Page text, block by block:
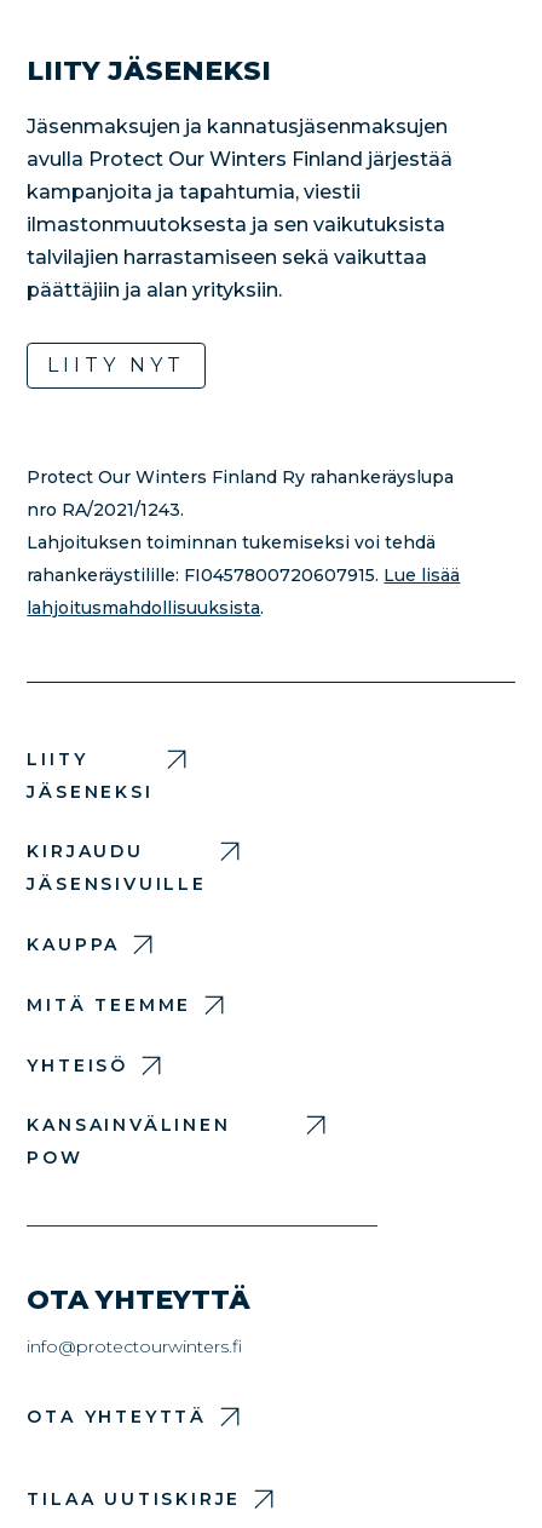
LIITY JÄSENEKSI
Jäsenmaksujen ja kannatusjäsenmaksujen
avulla Protect Our Winters Finland järjestää
kampanjoita ja tapahtumia, viestii
ilmastonmuutoksesta ja sen vaikutuksista
talvilajien harrastamiseen sekä vaikuttaa
päättäjiin ja alan yrityksiin.
LIITY NYT
Protect Our Winters Finland Ry rahankeräyslupa
nro RA/2021/1243.
Lahjoituksen toiminnan tukemiseksi voi tehdä
rahankeräystilille: FI0457800720607915. Lue lisää
lahjoitusmahdollisuuksista.
LIITY
JÄSENEKSI
KIRJAUDU
JÄSENSIVUILLE
KAUPPA
MITÄ TEEMME
YHTEISÖ
KANSAINVÄLINEN
POW
OTA YHTEYTTÄ
info@protectourwinters.fi
OTA YHTEYTTÄ
TILAA UUTISKIRJE